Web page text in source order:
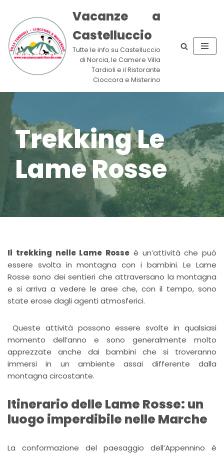
Vai
al
contenuto
Vacanze a
Castelluccio
Tutte le info su Castelluccio
di Norcia, le Camere Villa
Tardioli e il Ristorante
Cioccora e Misterino
Trekking Le
Lame Rosse
Il trekking nelle Lame Rosse è un’attività che può
essere svolta in montagna con i bambini. Le Lame
Rosse sono dei sentieri che attraversano la montagna
e si arriva a vedere le aree che, con il tempo, sono
state erose dagli agenti atmosferici.
Queste attività possono essere svolte in qualsiasi
momento dell’anno e sono generalmente molto
apprezzate anche dai bambini che si troveranno
immersi in un ambiente assai differente dalla
montagna circostante.
Itinerario delle Lame Rosse: un
luogo imperdibile nelle Marche
La conformazione del paesaggio dell’Appennino è